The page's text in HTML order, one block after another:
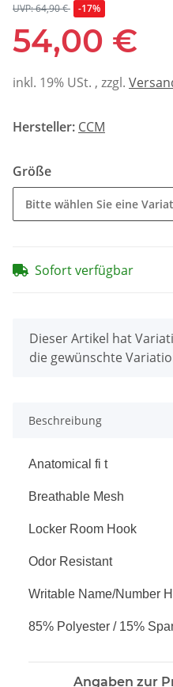
UVP: 64,90 € -17%
54,00 €
inkl. 19% USt. , zzgl.
Hersteller: CCM
Größe
Bitte wählen Sie eine
Sofort verfügbar
x
Dieser Artikel hat
die gewünschte
Beschreibung
Anatomical fi t
Breathable Mesh
Locker Room Hook
Odor Resistant
Writable Name/Number
85% Polyester / 15%
Angaben zur